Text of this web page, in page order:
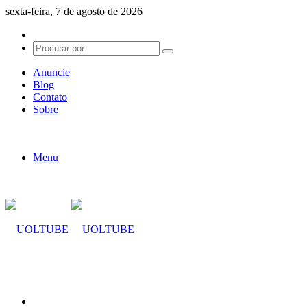
sexta-feira, 7 de agosto de 2026
skin
Procurar
Anuncie
Blog
Contato
Sobre
Menu